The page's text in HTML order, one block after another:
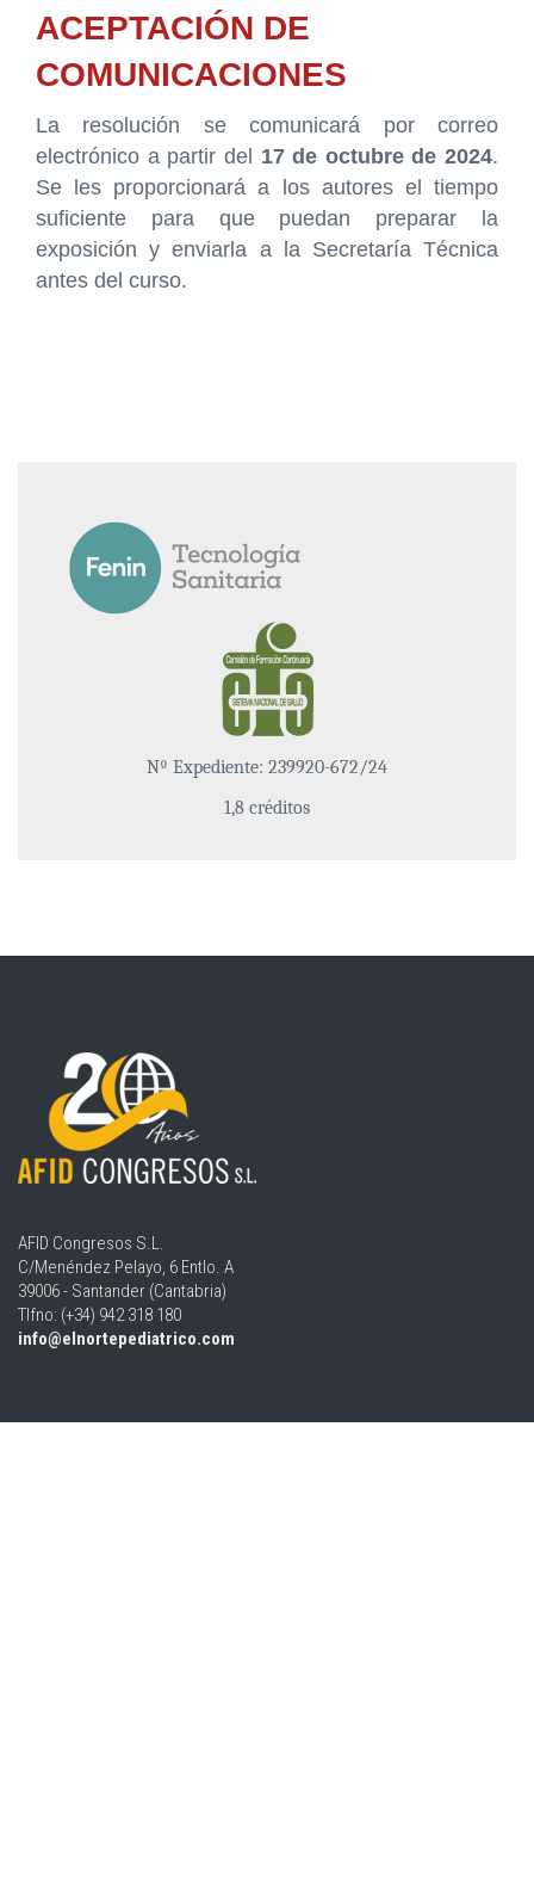
ACEPTACIÓN DE
COMUNICACIONES
La resolución se comunicará por correo
electrónico a partir del 17 de octubre de 2024.
Se les proporcionará a los autores el tiempo
suficiente para que puedan preparar la
exposición y enviarla a la Secretaría Técnica
antes del curso.
Nº Expediente: 239920-672/24
1,8 créditos
AFID Congresos S.L.
C/Menéndez Pelayo, 6 Entlo. A
39006 - Santander (Cantabria)
Tlfno: (+34) 942 318 180
info@elnortepediatrico.com